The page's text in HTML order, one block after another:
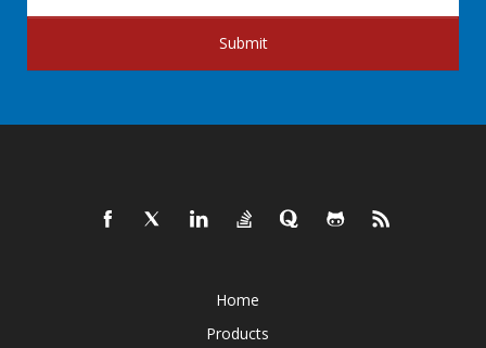
Submit
Home
Products